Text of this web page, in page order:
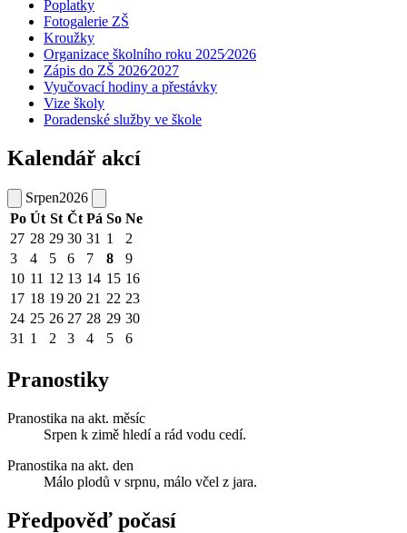
Poplatky
Fotogalerie ZŠ
Kroužky
Organizace školního roku 2025⁄2026
Zápis do ZŠ 2026⁄2027
Vyučovací hodiny a přestávky
Vize školy
Poradenské služby ve škole
Kalendář akcí
Srpen2026
Po Út St Čt Pá So Ne
27 28 29 30 31 1
2
3
4 5 6 7 8
9
10 11 12 13 14 15 16
17 18 19 20 21 22 23
24 25 26 27 28 29 30
31 1 2 3 4 5 6
Pranostiky
Pranostika na akt. měsíc
Srpen k zimě hledí a rád vodu cedí.
Pranostika na akt. den
Málo plodů v srpnu, málo včel z jara.
Předpověď počasí